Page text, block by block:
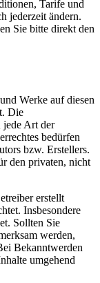
Tarife und
jederzeit ändern.
Sie bitte direkt den
Werke auf diesen
Die
jede Art der
bedürfen
bzw. Erstellers.
den privaten, nicht
erstellt
Insbesondere
Sollten Sie
werden,
Bekanntwerden
umgehend